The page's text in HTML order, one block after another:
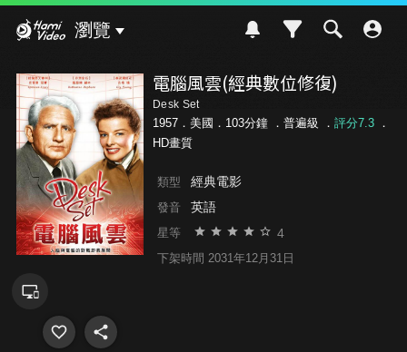
瀏覽
電腦風雲(經典數位修復)
Desk Set
1957．美國．103分鐘 ． 普遍級 ． 評分7.3．
HD畫質
類型 經典電影
發音 英語
星等 4
下架時間 2031年12月31日